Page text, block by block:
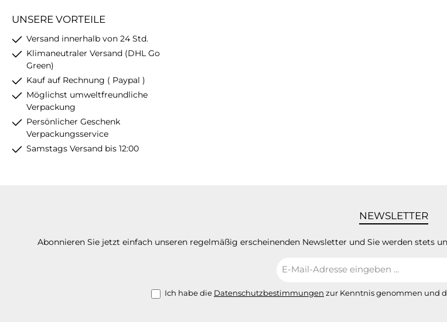
UNSERE VORTEILE
Versand innerhalb von 24 Std.
Klimaneutraler Versand (DHL Go
Green)
Kauf auf Rechnung ( Paypal )
Möglichst umweltfreundliche
Verpackung
Persönlicher Geschenk
Verpackungsservice
Samstags Versand bis 12:00
NEWSLETTER
Abonnieren Sie jetzt einfach unseren regelmäßig erscheinenden Newsletter und Sie werden stets
Mail-
Ich habe die Datenschutzbestimmungen zur Kenntnis genommen und